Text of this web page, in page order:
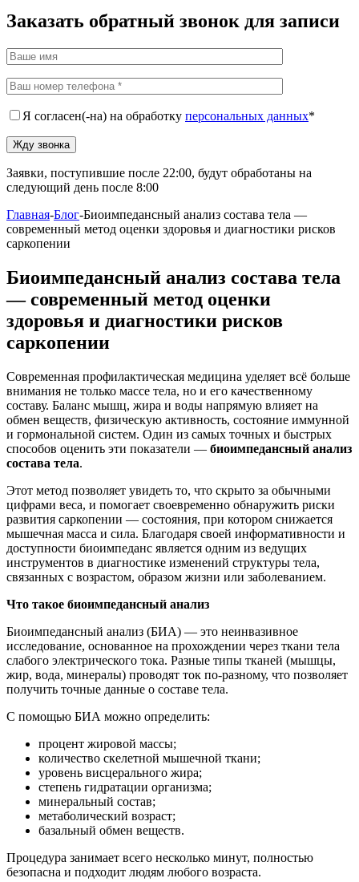
Заказать обратный звонок для записи
Я согласен(-на) на обработку персональных данных*
Заявки, поступившие после 22:00, будут обработаны на
следующий день после 8:00
Главная-Блог-Биоимпедансный анализ состава тела —
современный метод оценки здоровья и диагностики рисков
саркопении
Биоимпедансный анализ состава тела
— современный метод оценки
здоровья и диагностики рисков
саркопении
Современная профилактическая медицина уделяет всё больше
внимания не только массе тела, но и его качественному
составу. Баланс мышц, жира и воды напрямую влияет на
обмен веществ, физическую активность, состояние иммунной
и гормональной систем. Один из самых точных и быстрых
способов оценить эти показатели — биоимпедансный анализ
состава тела.
Этот метод позволяет увидеть то, что скрыто за обычными
цифрами веса, и помогает своевременно обнаружить риски
развития саркопении — состояния, при котором снижается
мышечная масса и сила. Благодаря своей информативности и
доступности биоимпеданс является одним из ведущих
инструментов в диагностике изменений структуры тела,
связанных с возрастом, образом жизни или заболеванием.
Что такое биоимпедансный анализ
Биоимпедансный анализ (БИА) — это неинвазивное
исследование, основанное на прохождении через ткани тела
слабого электрического тока. Разные типы тканей (мышцы,
жир, вода, минералы) проводят ток по-разному, что позволяет
получить точные данные о составе тела.
С помощью БИА можно определить:
процент жировой массы;
количество скелетной мышечной ткани;
уровень висцерального жира;
степень гидратации организма;
минеральный состав;
метаболический возраст;
базальный обмен веществ.
Процедура занимает всего несколько минут, полностью
безопасна и подходит людям любого возраста.